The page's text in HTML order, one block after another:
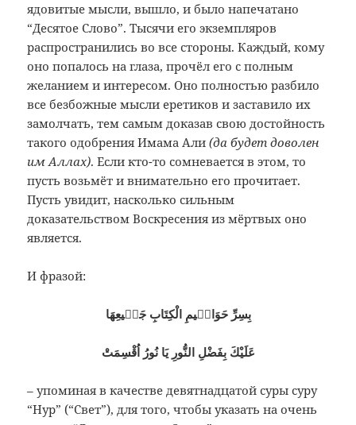
ядовитые мысли, вышло, и было напечатано
“Десятое Слово”. Тысячи его экземпляров
распространились во все стороны. Каждый, кому
оно попалось на глаза, прочёл его с полным
желанием и интересом. Оно полностью разбило
все безбожные мысли еретиков и заставило их
замолчать, тем самым доказав свою достойность
такого одобрения Имама Али(да будет доволен
им Аллах). Если кто-то сомневается в этом, то
пусть возьмёт и внимательно его прочитает.
Пусть увидит, насколько сильным
доказательством Воскресения из мёртвых оно
является.
И фразой:
بِسِرِّ حَوَامٖيمِ الْكِتَابِ جَمٖيعِهَا
عَلَيْكَ بِفَضْلِ النُّورِ يَا نُورُ اُقْسِمَتْ
– упоминая в качестве девятнадцатой суры суру
“Нур” (“Свет”), для того, чтобы указать на очень